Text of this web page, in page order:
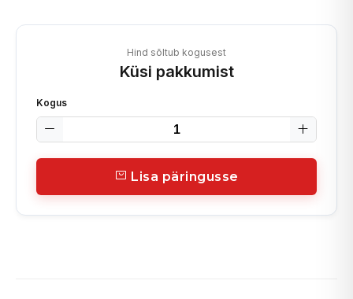
Hind sõltub kogusest
Küsi pakkumist
Kogus
Lisa päringusse